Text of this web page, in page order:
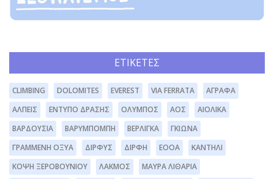
ΕΤΙΚΈΤΕΣ
CLIMBING DOLOMITES EVEREST VIA FERRATA
ΆΓΡΑΦΑ
ΆΛΠΕΙΣ
ΈΝΤΥΠΟ ΔΡΆΣΗΣ ΌΛΥΜΠΟΣ ΑΟΣ
ΑΙΟΛΙΚΆ
ΒΑΡΔΟΎΣΙΑ
ΒΑΡΥΜΠΌΜΠΗ ΒΕΡΛΊΓΚΑ
ΓΚΙΏΝΑ
ΓΡΑΜΜΈΝΗ ΟΞΥΆ
ΔΊΡΦΥΣ ΔΙΡΦΗ ΕΟΟΑ
ΚΑΝΤΉΛΙ
ΚΌΨΗ ΞΕΡΟΒΟΥΝΊΟΥ
ΛΆΚΜΟΣ
ΜΑΥΡΑ ΛΙΘΆΡΙΑ